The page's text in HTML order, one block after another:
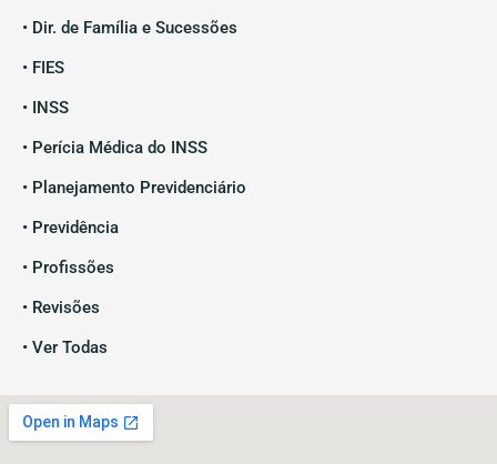
• Dir. de Família e Sucessões
• FIES
• INSS
• Perícia Médica do INSS
• Planejamento Previdenciário
• Previdência
• Profissões
• Revisões
• Ver Todas